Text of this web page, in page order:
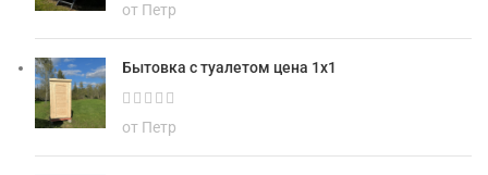
от Петр
Бытовка с туалетом цена 1х1
от Петр